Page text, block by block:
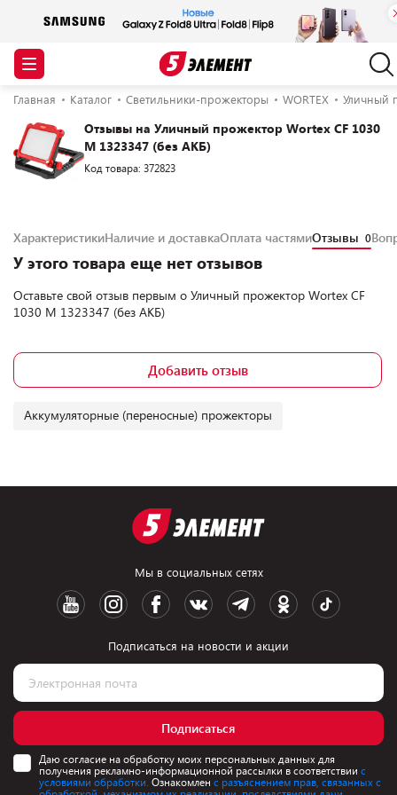
Главная Каталог Светильники-прожекторы WORTEX Уличный
Отзывы на Уличный прожектор Wortex CF 1030
M 1323347 (без АКБ)
Код товара: 372823
ХарактеристикиНаличие и доставкаОплата частямиОтзывы 0
У этого товара еще нет отзывов
Оставьте свой отзыв первым о Уличный прожектор Wortex CF
1030 M 1323347 (без АКБ)
Добавить отзыв
Аккумуляторные (переносные) прожекторы
Мы в социальных сетях
Подписаться на новости и акции
Подписаться
Даю согласие на обработку моих персональных данных для
получения рекламно-информационной рассылки в соответствии с
условиями обработки. Ознакомлен с разъяснением прав, связанных с